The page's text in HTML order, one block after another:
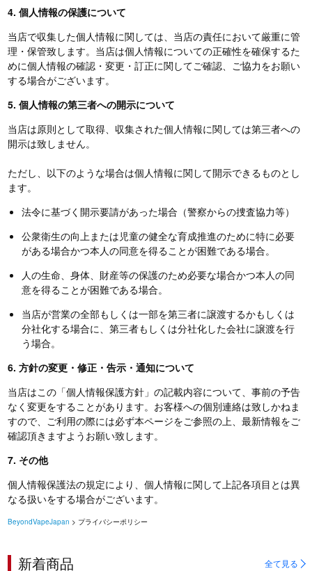
4. 個人情報の保護について
当店で収集した個人情報に関しては、当店の責任において厳重に管
理・保管致します。当店は個人情報についての正確性を確保するた
めに個人情報の確認・変更・訂正に関してご確認、ご協力をお願い
する場合がございます。
5. 個人情報の第三者への開示について
当店は原則として取得、収集された個人情報に関しては第三者への
開示は致しません。
ただし、以下のような場合は個人情報に関して開示できるものとし
ます。
法令に基づく開示要請があった場合（警察からの捜査協力等）
公衆衛生の向上または児童の健全な育成推進のために特に必要
がある場合かつ本人の同意を得ることが困難である場合。
人の生命、身体、財産等の保護のため必要な場合かつ本人の同
意を得ることが困難である場合。
当店が営業の全部もしくは一部を第三者に譲渡するかもしくは
分社化する場合に、第三者もしくは分社化した会社に譲渡を行
う場合。
6. 方針の変更・修正・告示・通知について
当店はこの「個人情報保護方針」の記載内容について、事前の予告
なく変更をすることがあります。お客様への個別連絡は致しかねま
すので、ご利用の際には必ず本ページをご参照の上、最新情報をご
確認頂きますようお願い致します。
7. その他
個人情報保護法の規定により、個人情報に関して上記各項目とは異
なる扱いをする場合がございます。
BeyondVapeJapan > プライバシーポリシー
新着商品 全て見る